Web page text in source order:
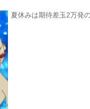
夏休みは期待差玉2万発